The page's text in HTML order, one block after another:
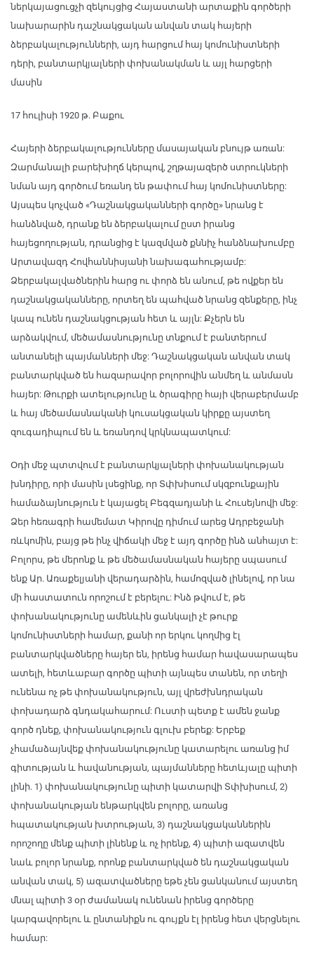
ներկայացուցչի զեկույցից Հայաստանի արտաքին գործերի
նախարարին դաշնակցական անվան տակ հայերի
ձերբակալությունների, այդ հարցում հայ կոմունիստների
դերի, բանտարկյալների փոխանակման և այլ հարցերի
մասին
17 հուլիսի 1920 թ. Բաքու
Հայերի ձերբակալությունները մասայական բնույթ առան:
Զարմանալի բարեխիղճ կերպով, շղթայազերծ ստրուկների
նման այդ գործում եռանդ են թափում հայ կոմունիստները:
Այսպես կոչված «Դաշնակցականների գործը» նրանց է
հանձնված, դրանք են ձերբակալում ըստ իրանց
հայեցողության, դրանցից է կազմված քննիչ հանձնախումբը
Արտավազդ Հովհաննիսյանի նախագահությամբ:
Ձերբակալվածներին հարց ու փորձ են անում, թե ովքեր են
դաշնակցականները, որտեղ են պահված նրանց զենքերը, ինչ
կապ ունեն դաշնակցության հետ և այլն: Քչերն են
արձակվում, մեծամասնությունը տնքում է բանտերում
անտանելի պայմանների մեջ: Դաշնակցական անվան տակ
բանտարկված են հազարավոր բոլորովին անմեղ և անմասն
հայեր: Թուրքի ատելությունը և ծրագիրը հայի վերաբերմամբ
և հայ մեծամասնականի կուսակցական կիրքը այստեղ
զուգադիպում են և եռանդով կրկնապատկում:
Օդի մեջ պտտվում է բանտարկյալների փոխանակության
խնդիրը, որի մասին լսեցինք, որ Տփխիսում սկզբունքային
համաձայնություն է կայացել Բեգզադյանի և Հուսեյնովի մեջ:
Ձեր հեռագրի համեմատ Կիրովը դիմում արեց Ադրբեջանի
ռևկոմին, բայց թե ինչ վիճակի մեջ է այդ գործը ինձ անհայտ է:
Բոլորս, թե մերոնք և թե մեծամասնական հայերը սպասում
ենք Ար. Առաքելյանի վերադարձին, համոզված լինելով, որ նա
մի հաստատուն որոշում է բերելու: Ինձ թվում է, թե
փոխանակությունը ամենևին ցանկալի չէ թուրք
կոմունիստների համար, քանի որ երկու կողմից էլ
բանտարկվածները հայեր են, իրենց համար հավասարապես
ատելի, հետևաբար գործը պիտի այնպես տանեն, որ տեղի
ունենա ոչ թե փոխանակություն, այլ վրեժխնդրական
փոխադարձ գնդակահարում: Ուստի պետք է ամեն ջանք
գործ դնեք, փոխանակություն գլուխ բերեք: Երբեք
չհամաձայնվեք փոխանակությունը կատարելու առանց իմ
գիտության և հավանության, պայմանները հետևյալը պիտի
լինի. 1) փոխանակությունը պիտի կատարվի Տփխիսում, 2)
փոխանակության ենթարկվեն բոլորը, առանց
հպատակության խտրության, 3) դաշնակցականներին
որոշողը մենք պիտի լինենք և ոչ իրենք, 4) պիտի ազատվեն
նաև բոլոր նրանք, որոնք բանտարկված են դաշնակցական
անվան տակ, 5) ազատվածները եթե չեն ցանկանում այստեղ
մնալ պիտի 3 օր ժամանակ ունենան իրենց գործերը
կարգավորելու և ընտանիքն ու գույքն էլ իրենց հետ վերցնելու
համար: